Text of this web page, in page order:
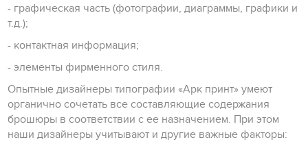
- графическая часть (фотографии, диаграммы, графики и
т.д.);
- контактная информация;
- элементы фирменного стиля.
Опытные дизайнеры типографии «Арк принт» умеют
органично сочетать все составляющие содержания
брошюры в соответствии с ее назначением. При этом
наши дизайнеры учитывают и другие важные факторы: